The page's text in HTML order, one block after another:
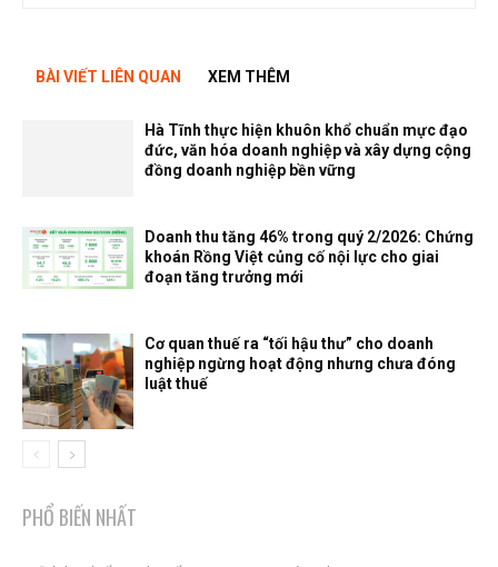
BÀI VIẾT LIÊN QUAN XEM THÊM
Hà Tĩnh thực hiện khuôn khổ chuẩn mực đạo
đức, văn hóa doanh nghiệp và xây dựng cộng
đồng doanh nghiệp bền vững
Doanh thu tăng 46% trong quý 2/2026: Chứng
khoán Rồng Việt củng cố nội lực cho giai
đoạn tăng trưởng mới
Cơ quan thuế ra “tối hậu thư” cho doanh
nghiệp ngừng hoạt động nhưng chưa đóng
luật thuế
PHỔ BIẾN NHẤT